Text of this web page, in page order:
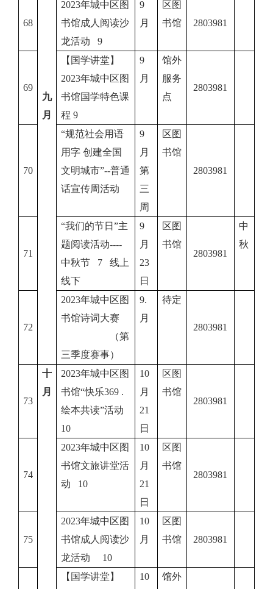
九
月
68
2023年城中区图
书馆成人阅读沙
龙活动 9
9
月
区图
书馆
2803981
69
【国学讲堂】
2023年城中区图
书馆国学特色课
程 9
9
月
馆外
服务
点
2803981
70
“规范社会用语
用字 创建全国
文明城市”--普通
话宣传周活动
9
月
第
三
周
区图
书馆
2803981
71
“我们的节日”主
题阅读活动----
中秋节 7 线上
线下
9
月
23
日
区图
书馆
2803981
中
秋
72
2023年城中区图
书馆诗词大赛
（第
三季度赛事）
9.
月
待定
2803981
73
十
月
2023年城中区图
书馆“快乐369 .
绘本共读”活动
10
10
月
21
日
区图
书馆
2803981
74
2023年城中区图
书馆文旅讲堂活
动 10
10
月
21
日
区图
书馆
2803981
75
2023年城中区图
书馆成人阅读沙
龙活动 10
10
月
区图
书馆
2803981
【国学讲堂】
10
馆外